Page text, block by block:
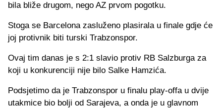
bila bliže drugom, nego AZ prvom pogotku.
Stoga se Barcelona zasluženo plasirala u finale gdje će
joj protivnik biti turski Trabzonspor.
Ovaj tim danas je s 2:1 slavio protiv RB Salzburga za
koji u konkurenciji nije bilo Salke Hamzića.
Podsjetimo da je Trabzonspor u finalu play-offa u dvije
utakmice bio bolji od Sarajeva, a onda je u glavnom